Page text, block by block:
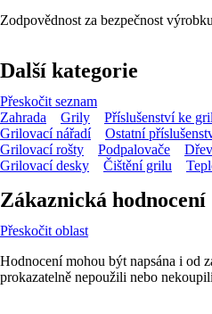
Zodpovědnost za bezpečnost
Další kategorie
Přeskočit seznam
Zahrada
Grily Příslušenství ke
Grilovací nářadí
Ostatní
Grilovací rošty
Podpalovače
Grilovací desky
Čištění grilu
Zákaznická hodnocení
Přeskočit oblast
Hodnocení mohou být napsána i od
prokazatelně nepoužili nebo